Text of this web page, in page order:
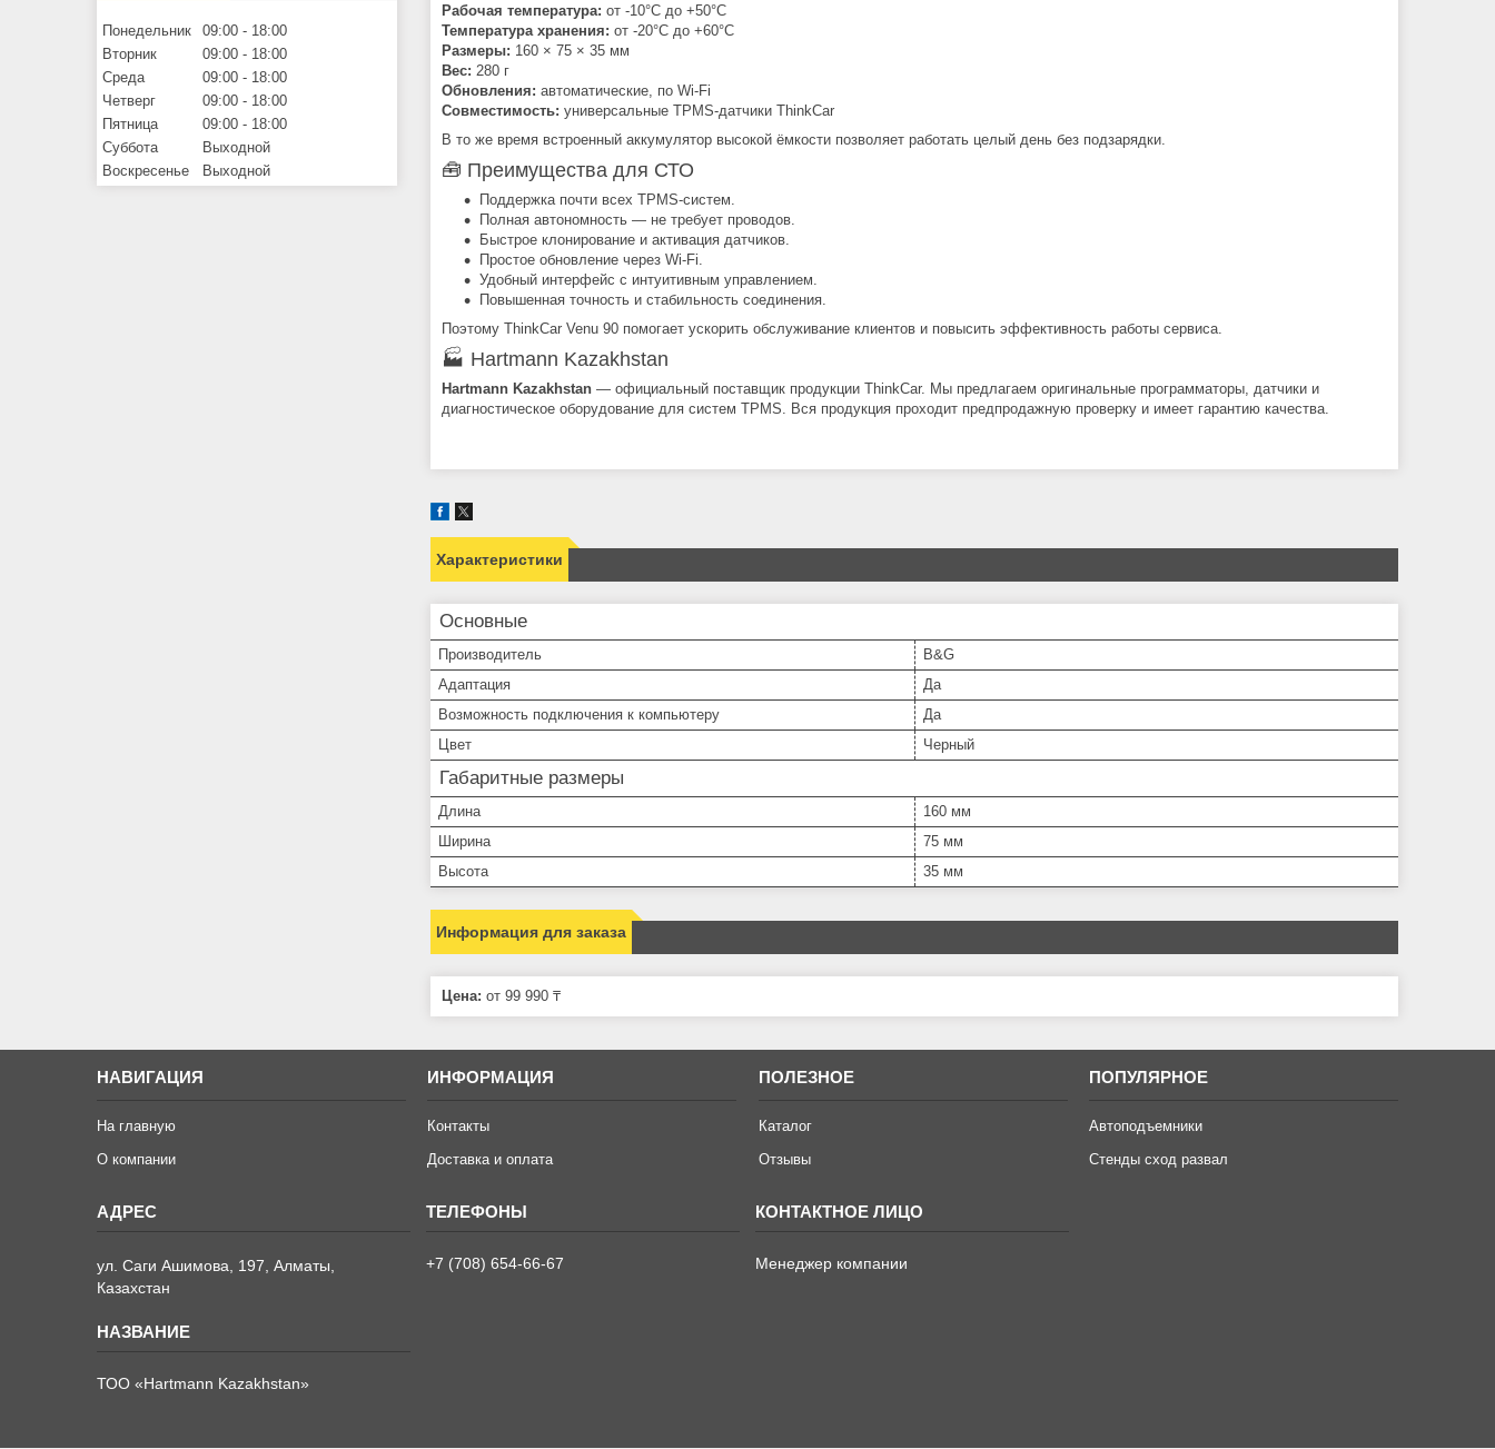
Рабочая температура: от -10°C до +50°C
Температура хранения: от -20°C до +60°C
Размеры: 160 × 75 × 35 мм
Вес: 280 г
Обновления: автоматические, по Wi-Fi
Совместимость: универсальные TPMS-датчики ThinkCar
В то же время встроенный аккумулятор высокой ёмкости позволяет работать целый день без подзарядки.
🧰 Преимущества для СТО
Поддержка почти всех TPMS-систем.
Полная автономность — не требует проводов.
Быстрое клонирование и активация датчиков.
Простое обновление через Wi-Fi.
Удобный интерфейс с интуитивным управлением.
Повышенная точность и стабильность соединения.
Поэтому ThinkCar Venu 90 помогает ускорить обслуживание клиентов и повысить эффективность работы сервиса.
🏭 Hartmann Kazakhstan
Hartmann Kazakhstan — официальный поставщик продукции ThinkCar. Мы предлагаем оригинальные программаторы, датчики и
диагностическое оборудование для систем TPMS. Вся продукция проходит предпродажную проверку и имеет гарантию качества.
Характеристики
Основные
Производитель
B&G
Адаптация
Да
Возможность подключения к компьютеру
Да
Цвет
Черный
Габаритные размеры
Длина
160 мм
Ширина
75 мм
Высота
35 мм
Информация для заказа
Цена: от 99 990 ₸
Понедельник 09:00
18:00
Вторник
09:00
18:00
Среда
09:00
18:00
Четверг
09:00
18:00
Пятница
09:00
18:00
Суббота
Выходной
Воскресенье
Выходной
НАВИГАЦИЯ
На главную
О компании
ИНФОРМАЦИЯ
Контакты
Доставка и оплата
ПОЛЕЗНОЕ
Каталог
Отзывы
ПОПУЛЯРНОЕ
Автоподъемники
Стенды сход развал
ул. Саги Ашимова, 197, Алматы,
Казахстан
ТОО «Hartmann Kazakhstan»
+7 (708) 654-66-67 Менеджер компании